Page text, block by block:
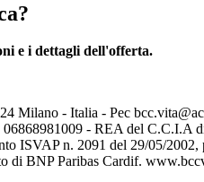
e i dettagli dell'offerta.
Milano - Italia - Pec
- REA del
ISVAP n. 2091 del 29/05/
di BNP Paribas Cardif.